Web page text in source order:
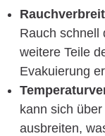
Rauch schnell
weitere Teile
Evakuierung
kann sich
ausbreiten,